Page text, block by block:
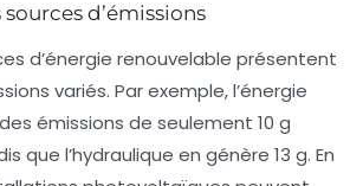
d’émissions
d’énergie renouvelable présentent
variés. Par exemple, l’énergie
émissions de seulement 10 g
que l’hydraulique en génère 13 g. En